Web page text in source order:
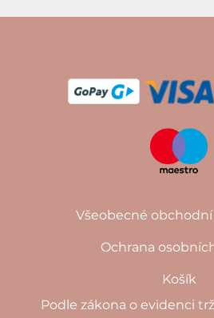
Všeobecné
Ochrana
Košík
Podle zákona o evidenci